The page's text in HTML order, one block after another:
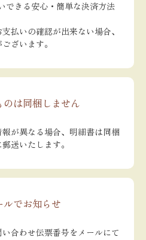
できる安心・簡単な決済方法
払いの確認が出来ない場合、
ざいます。
は同梱しません
が異なる場合、明細書は同梱
送いたします。
ルでお知らせ
合わせ伝票番号をメールにて